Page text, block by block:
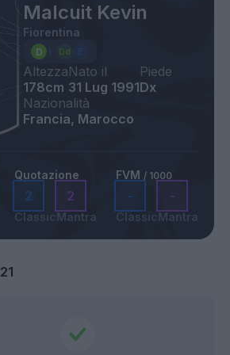
Malcuit Kevin
Fiorentina
Altezza
178cm
Nato il
31 Lug 1991
Piede
Dx
Nazionalità
Francia, Marocco
Quotazione
2
Classic
2
Mantra
FVM / 1000
-
Classic
-
Mantra